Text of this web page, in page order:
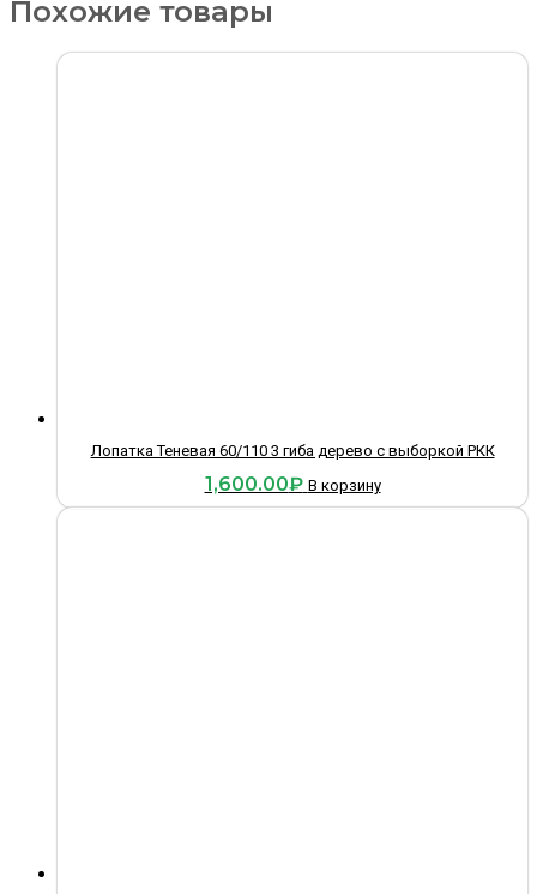
Похожие товары
Лопатка Теневая 60/110 3 гиба дерево с выборкой РКК
1,600.00₽ В корзину